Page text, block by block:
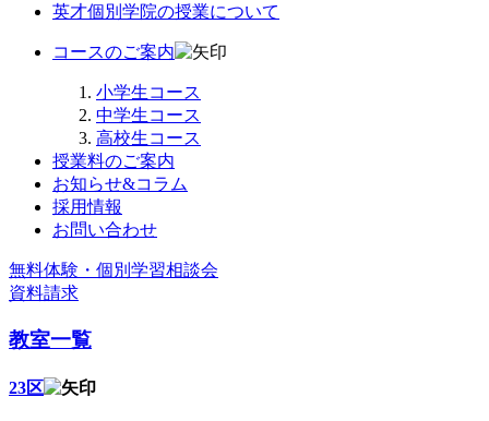
英才個別学院の授業について
コースのご案内
小学生コース
中学生コース
高校生コース
授業料のご案内
お知らせ&コラム
採用情報
お問い合わせ
無料体験・個別学習相談会
資料請求
教室一覧
23区